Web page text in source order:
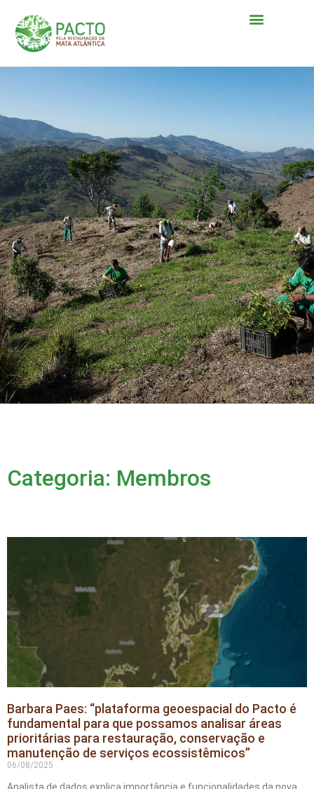
Categoria: Membros
Barbara Paes: “plataforma geoespacial do Pacto é
fundamental para que possamos analisar áreas
prioritárias para restauração, conservação e
manutenção de serviços ecossistêmicos”
06/08/2025